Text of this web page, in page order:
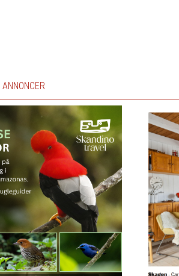
ANNONCER